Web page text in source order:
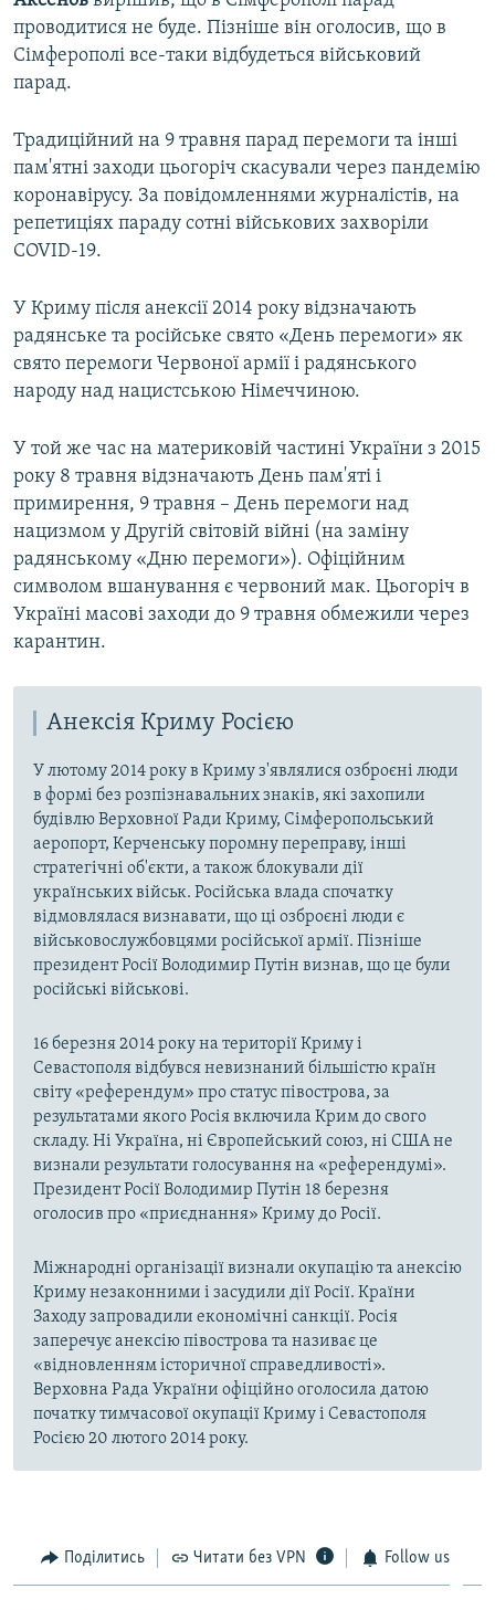
проводитися не буде. Пізніше він оголосив, що в
Сімферополі все-таки відбудеться військовий
парад.
Традиційний на 9 травня парад перемоги та інші
пам'ятні заходи цьогоріч скасували через пандемію
коронавірусу. За повідомленнями журналістів, на
репетиціях параду сотні військових захворіли
COVID-19.
У Криму після анексії 2014 року відзначають
радянське та російське свято «День перемоги» як
свято перемоги Червоної армії і радянського
народу над нацистською Німеччиною.
У той же час на материковій частині України з 2015
року 8 травня відзначають День пам'яті і
примирення, 9 травня – День перемоги над
нацизмом у Другій світовій війні (на заміну
радянському «Дню перемоги»). Офіційним
символом вшанування є червоний мак. Цьогоріч в
Україні масові заходи до 9 травня обмежили через
карантин.
Анексія Криму Росією
У лютому 2014 року в Криму з'являлися озброєні люди
в формі без розпізнавальних знаків, які захопили
будівлю Верховної Ради Криму, Сімферопольський
аеропорт, Керченську поромну переправу, інші
стратегічні об'єкти, а також блокували дії
українських військ. Російська влада спочатку
відмовлялася визнавати, що ці озброєні люди є
військовослужбовцями російської армії. Пізніше
президент Росії Володимир Путін визнав, що це були
російські військові.
16 березня 2014 року на території Криму і
Севастополя відбувся невизнаний більшістю країн
світу «референдум» про статус півострова, за
результатами якого Росія включила Крим до свого
складу. Ні Україна, ні Європейський союз, ні США не
визнали результати голосування на «референдумі».
Президент Росії Володимир Путін 18 березня
оголосив про «приєднання» Криму до Росії.
Міжнародні організації визнали окупацію та анексію
Криму незаконними і засудили дії Росії. Країни
Заходу запровадили економічні санкції. Росія
заперечує анексію півострова та називає це
«відновленням історичної справедливості».
Верховна Рада України офіційно оголосила датою
початку тимчасової окупації Криму і Севастополя
Росією 20 лютого 2014 року.
Поділитись Читати без VPN Follow us